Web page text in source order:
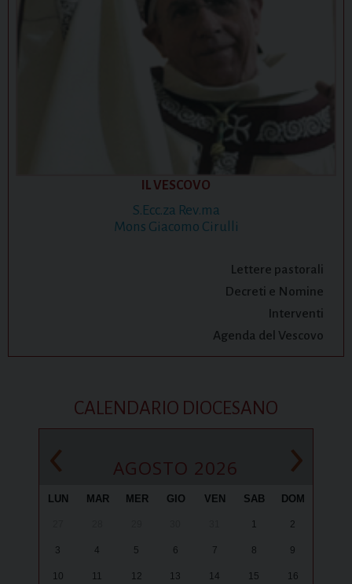
IL VESCOVO
S.Ecc.za Rev.ma
Mons Giacomo Cirulli
Lettere pastorali
Decreti e Nomine
Interventi
Agenda del Vescovo
CALENDARIO DIOCESANO
‹ AGOSTO 2026 ›
LUN MAR MER GIO VEN SAB DOM
1 2
3 4 5 6 7 8 9
10 11 12 13 14 15 16